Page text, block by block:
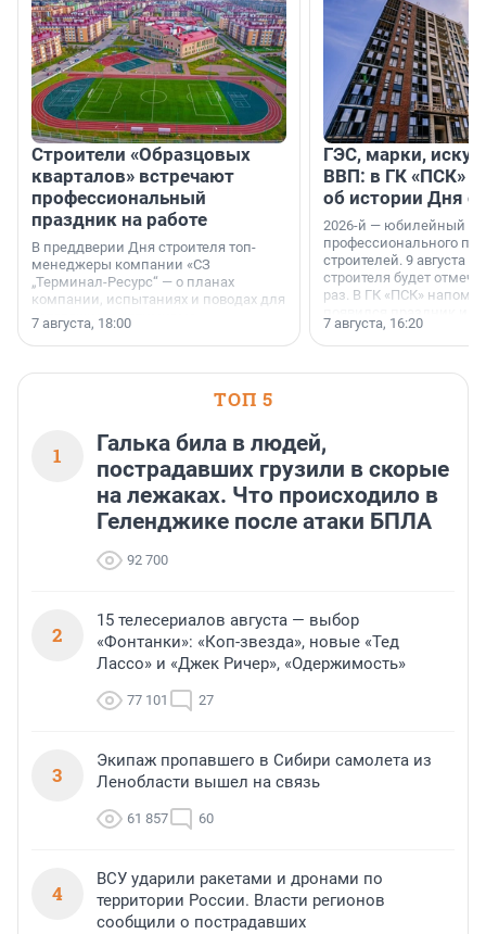
Строители «Образцовых
кварталов» встречают
профессиональный
праздник на работе
В преддверии Дня строителя топ-
менеджеры компании «СЗ
„Терминал-Ресурс“ — о планах
компании, испытаниях и поводах для
осторожного оптимизма.
7 августа, 18:00
ГЭС, марки,
ВВП: в ГК «ПСК»
об истории Дня
2026-й — юбилейный
профессионального
строителей. 9 августа
строителя будет
раз. В ГК «ПСК»
поменялась роль
7 августа, 16:20
ТОП 5
1
Галька била в людей,
пострадавших грузили в скорые
на лежаках. Что происходило в
Геленджике после атаки БПЛА
92 700
2
15 телесериалов августа — выбор
«Фонтанки»: «Коп-звезда», новые «Тед
Лассо» и «Джек Ричер», «Одержимость»
77 101 27
3
Экипаж пропавшего в Сибири самолета из
Ленобласти вышел на связь
61 857 60
4
ВСУ ударили ракетами и дронами по
территории России. Власти регионов
сообщили о пострадавших